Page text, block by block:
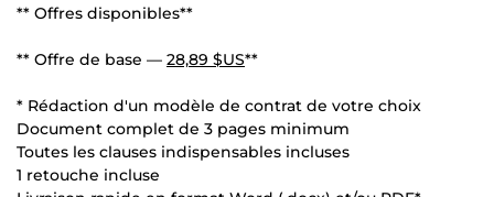
** Offres disponibles**
** Offre de base — 28,89 $US**
* Rédaction d'un modèle de contrat de votre choix
Document complet de 3 pages minimum
Toutes les clauses indispensables incluses
1 retouche incluse